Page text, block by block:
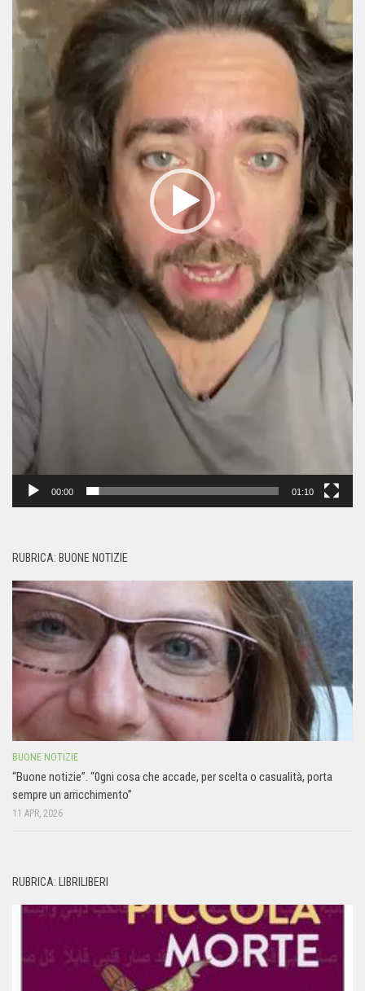
00:00 01:10
RUBRICA: BUONE NOTIZIE
BUONE NOTIZIE
“Buone notizie”. “0gni cosa che accade, per scelta o casualità, porta
sempre un arricchimento”
11 APR, 2026
RUBRICA: LIBRILIBERI